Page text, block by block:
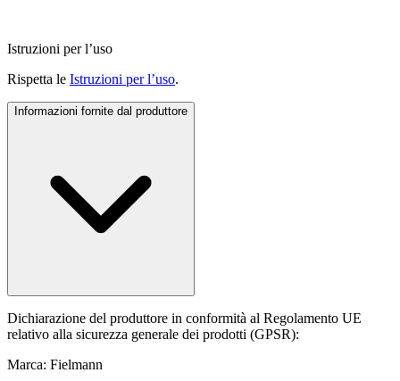
Istruzioni per l’uso
Rispetta le Istruzioni per l’uso.
Informazioni fornite dal produttore
Dichiarazione del produttore in conformità al Regolamento UE
relativo alla sicurezza generale dei prodotti (GPSR):
Marca: Fielmann